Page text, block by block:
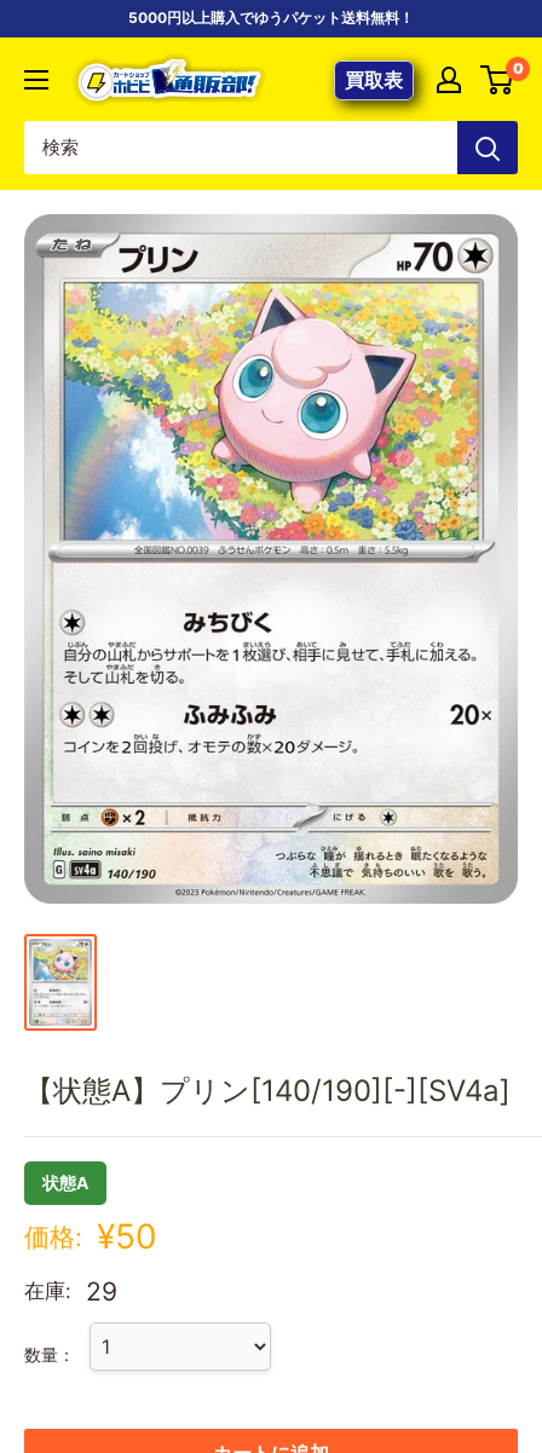
5000円以上購入でゆうパケット送料無料！
【ポ
ケ
専
門
カ
ー
ド
シ
ョ
プ
ホ
ビ
ビ
通
部
買取表 0
【状態A】プリン[140/190][-][SV4a]
状態A
価格: ¥50
在庫: 29
数量：